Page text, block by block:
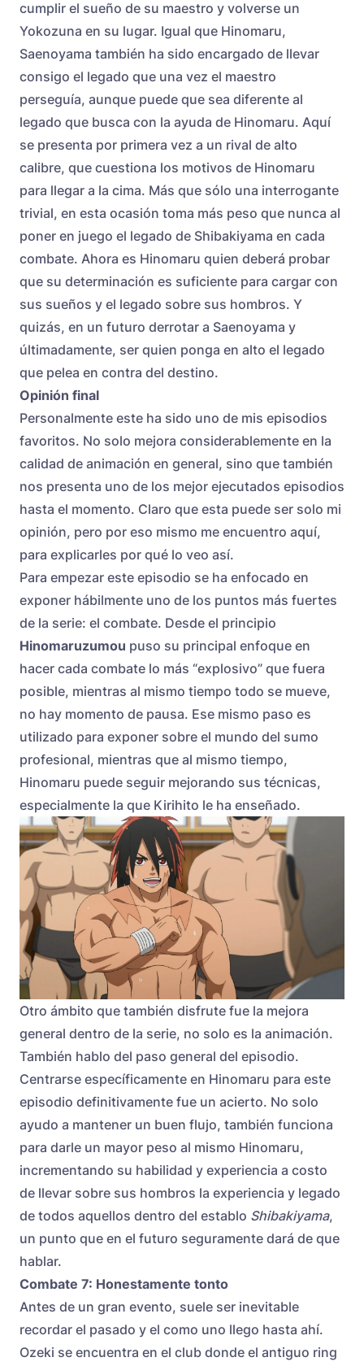
cumplir el sueño de su maestro y volverse un
Yokozuna en su lugar. Igual que Hinomaru,
Saenoyama también ha sido encargado de llevar
consigo el legado que una vez el maestro
perseguía, aunque puede que sea diferente al
legado que busca con la ayuda de Hinomaru. Aquí
se presenta por primera vez a un rival de alto
calibre, que cuestiona los motivos de Hinomaru
para llegar a la cima. Más que sólo una interrogante
trivial, en esta ocasión toma más peso que nunca al
poner en juego el legado de Shibakiyama en cada
combate. Ahora es Hinomaru quien deberá probar
que su determinación es suficiente para cargar con
sus sueños y el legado sobre sus hombros. Y
quizás, en un futuro derrotar a Saenoyama y
últimadamente, ser quien ponga en alto el legado
que pelea en contra del destino.
Opinión final
Personalmente este ha sido uno de mis episodios
favoritos. No solo mejora considerablemente en la
calidad de animación en general, sino que también
nos presenta uno de los mejor ejecutados episodios
hasta el momento. Claro que esta puede ser solo mi
opinión, pero por eso mismo me encuentro aquí,
para explicarles por qué lo veo así.
Para empezar este episodio se ha enfocado en
exponer hábilmente uno de los puntos más fuertes
de la serie: el combate. Desde el principio
Hinomaruzumou puso su principal enfoque en
hacer cada combate lo más “explosivo” que fuera
posible, mientras al mismo tiempo todo se mueve,
no hay momento de pausa. Ese mismo paso es
utilizado para exponer sobre el mundo del sumo
profesional, mientras que al mismo tiempo,
Hinomaru puede seguir mejorando sus técnicas,
especialmente la que Kirihito le ha enseñado.
Otro ámbito que también disfrute fue la mejora
general dentro de la serie, no solo es la animación.
También hablo del paso general del episodio.
Centrarse específicamente en Hinomaru para este
episodio definitivamente fue un acierto. No solo
ayudo a mantener un buen flujo, también funciona
para darle un mayor peso al mismo Hinomaru,
incrementando su habilidad y experiencia a costo
de llevar sobre sus hombros la experiencia y legado
de todos aquellos dentro del establo Shibakiyama,
un punto que en el futuro seguramente dará de que
hablar.
Combate 7: Honestamente tonto
Antes de un gran evento, suele ser inevitable
recordar el pasado y el como uno llego hasta ahí.
Ozeki se encuentra en el club donde el antiguo ring